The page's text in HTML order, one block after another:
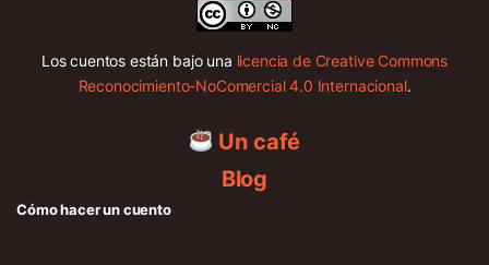
Los cuentos están bajo una licencia de Creative Commons
Reconocimiento-NoComercial 4.0 Internacional.
Un café
Blog
Cómo hacer un cuento